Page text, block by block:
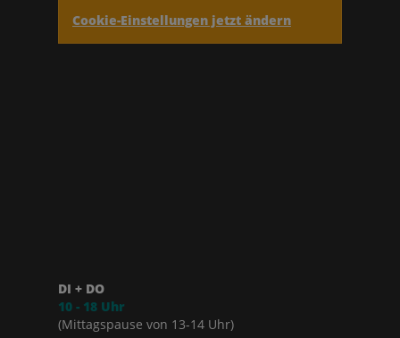
Cookie-Einstellungen jetzt ändern
DI + DO
10 - 18 Uhr
(Mittagspause von 13-14 Uhr)